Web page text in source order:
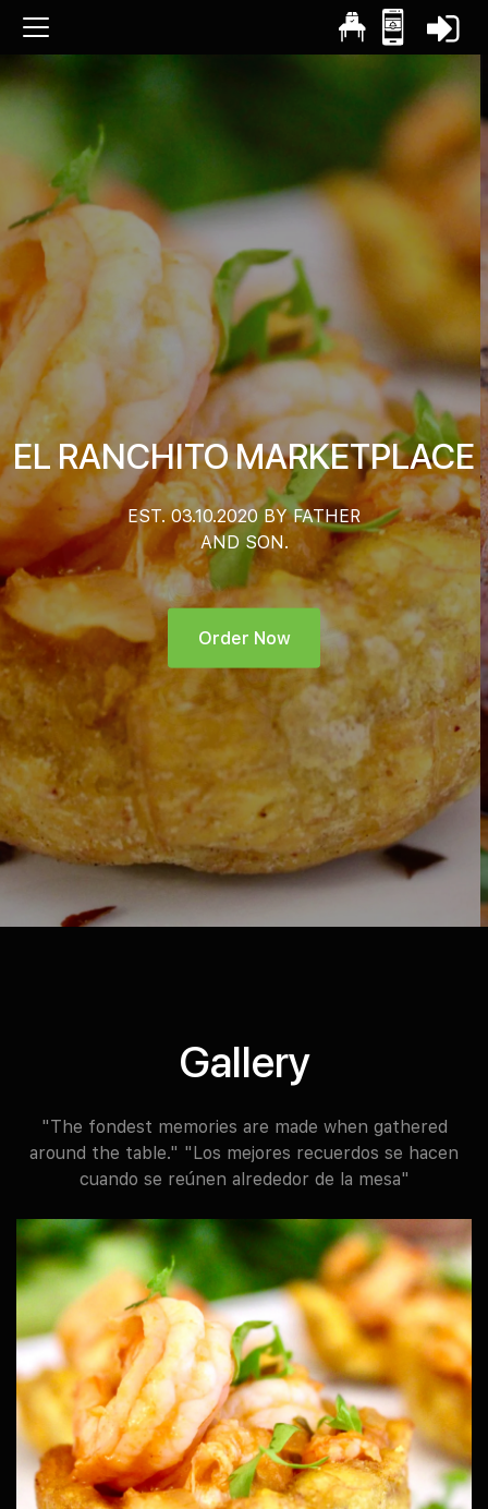
EL RANCHITO MARKETPLACE
EST. 03.10.2020 BY FATHER
AND SON.
Order Now
Gallery
"The fondest memories are made when gathered
around the table." "Los mejores recuerdos se hacen
cuando se reúnen alrededor de la mesa"